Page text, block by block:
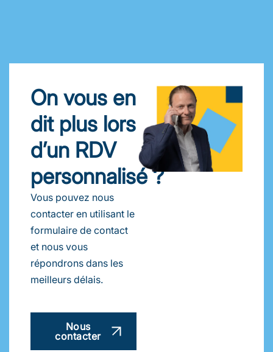
On vous en
dit plus lors
d’un RDV
personnalisé ?
Vous pouvez nous
contacter en utilisant le
formulaire de contact
et nous vous
répondrons dans les
meilleurs délais.
Nous
contacter